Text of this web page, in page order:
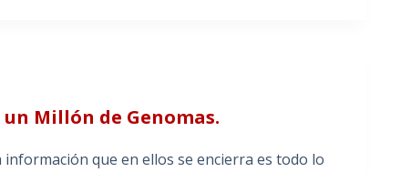
Millón de Genomas.
que en ellos se encierra es todo lo